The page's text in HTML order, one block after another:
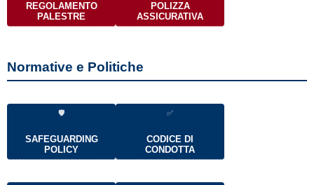
REGOLAMENTO
PALESTRE
POLIZZA
ASSICURATIVA
Normative e Politiche
🛡
SAFEGUARDING
POLICY
✅
CODICE DI
CONDOTTA